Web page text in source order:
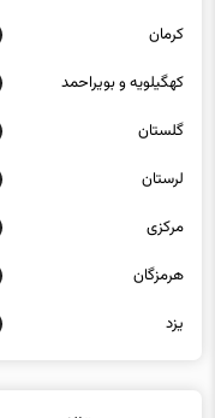
کهگیلویه و بویراحمد
گلستان
لرستان
مرکزی
هرمزگان
یزد